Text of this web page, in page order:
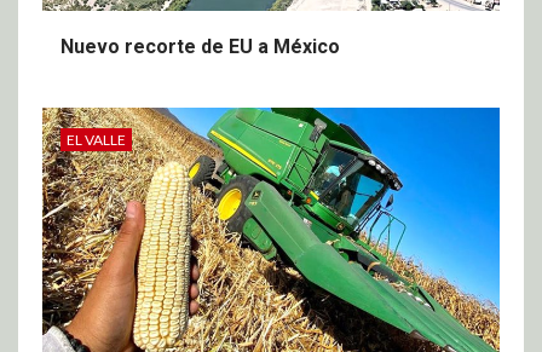
Nuevo recorte de EU a México
EL VALLE